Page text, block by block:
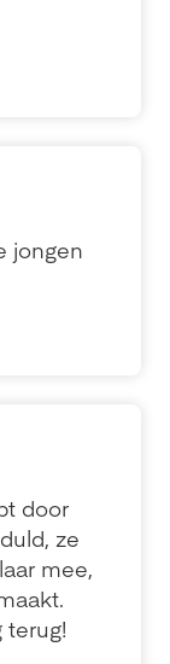
jongen
door
ze
mee,
terug!